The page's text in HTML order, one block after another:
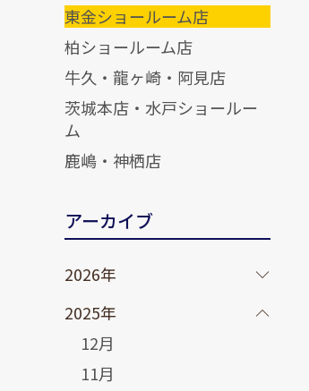
東金ショールーム店
柏ショールーム店
牛久・龍ヶ崎・阿見店
茨城本店・水戸ショールー
ム
鹿嶋・神栖店
アーカイブ
2026年
2025年
12月
11月